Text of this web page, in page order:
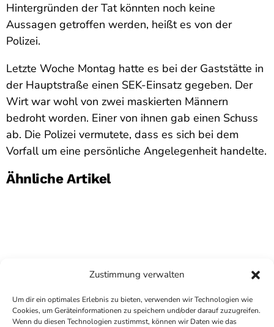
Zustimmung verwalten
Um dir ein optimales Erlebnis zu bieten, verwenden wir Technologien wie
Cookies, um Geräteinformationen zu speichern und/oder darauf zuzugreifen.
Wenn du diesen Technologien zustimmst, können wir Daten wie das
Hintergründen der Tat könnten noch keine
Aussagen getroffen werden, heißt es von der
Polizei.
Letzte Woche Montag hatte es bei der Gaststätte in
der Hauptstraße einen SEK-Einsatz gegeben. Der
Wirt war wohl von zwei maskierten Männern
bedroht worden. Einer von ihnen gab einen Schuss
ab. Die Polizei vermutete, dass es sich bei dem
Vorfall um eine persönliche Angelegenheit handelte.
Ähnliche Artikel